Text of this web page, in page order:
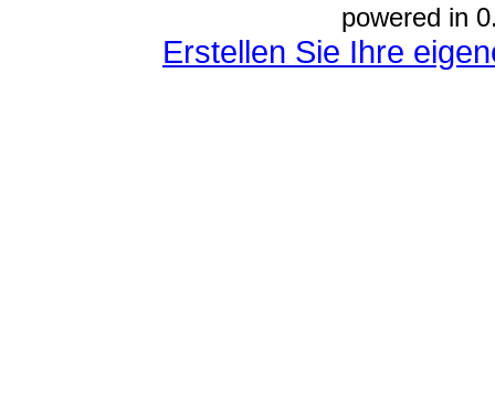
powered in
Erstellen Sie Ihre